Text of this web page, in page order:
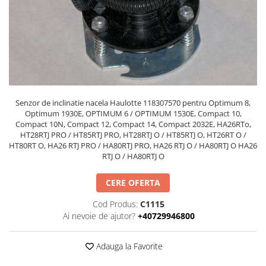
Diverse piese transmisie
Angrenaje transmisie
Convertizoare
Cruce cardan
Disc frictiune
Roti
Piese motor Yanmar
Piese Vapormatic
Piese utilaje Fendt
Piese Case IH
Senzor de inclinatie nacela Haulotte 118307570 pentru Optimum 8,
Optimum 1930E, OPTIMUM 6 / OPTIMUM 1530E, Compact 10,
Compact 10N, Compact 12, Compact 14, Compact 2032E, HA26RTo,
HT28RTJ PRO / HT85RTJ PRO, HT28RTJ O / HT85RTJ O, HT26RT O /
HT80RT O, HA26 RTJ PRO / HA80RTJ PRO, HA26 RTJ O / HA80RTJ O HA26
RTJ O / HA80RTJ O
CERE OFERTA
Cod Produs: C1115
Ai nevoie de ajutor? +40729946800
Adauga la Favorite